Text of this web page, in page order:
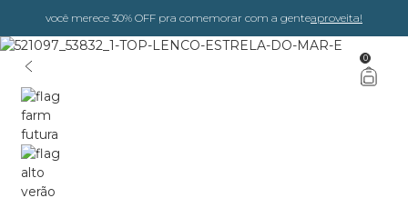
você merece 30% OFF pra comemorar com a genteaproveita!
0